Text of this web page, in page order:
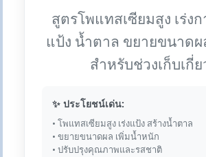
สูตรโพแทสเซียมสูง เร่งก
แป้ง น้ำตาล ขยายขนาดผ
สำหรับช่วงเก็บเกี่ย
✨ ประโยชน์เด่น:
• โพแทสเซียมสูง เร่งแป้ง สร้างน้ำตาล
• ขยายขนาดผล เพิ่มน้ำหนัก
• ปรับปรุงคุณภาพและรสชาติ